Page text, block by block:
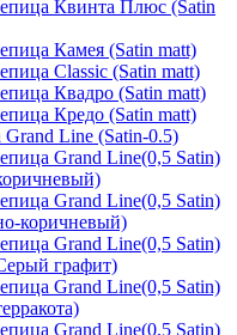
Квинта Плюс (Satin
Камея (Satin matt)
Classic (Satin matt)
Квадро (Satin matt)
Кредо (Satin matt)
Line (Satin-0.5)
Grand Line(0,5 Satin)
Grand Line(0,5 Satin)
коричневый)
Grand Line(0,5 Satin)
графит)
Grand Line(0,5 Satin)
Grand Line(0,5 Satin)